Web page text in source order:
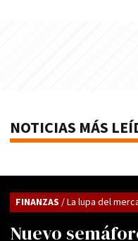
NOTICIAS MÁS
Nuevo
FINANZAS / La lupa del